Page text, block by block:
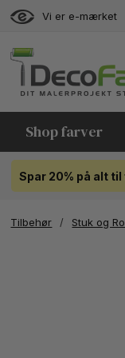
Vi er e-mærket
Shop farver
Spar 20% på alt
Tilbehør / Stuk og